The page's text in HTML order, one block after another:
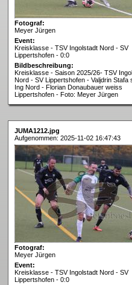
Fotograf:
Meyer Jürgen
Event:
Kreisklasse - TSV Ingolstadt Nord - SV
Lippertshofen - 0:0
Bildbeschreibung:
Kreisklasse - Saison 2025/26- TSV
Nord - SV Lippertshofen - Valjdrin Stafa
Ing Nord - Florian Donaubauer weiss
Lippertshofen - Foto: Meyer Jürgen
JUMA1212.jpg
Aufgenommen: 2025-11-02 16:47:43
Fotograf:
Meyer Jürgen
Event:
Kreisklasse - TSV Ingolstadt Nord - SV
Lippertshofen - 0:0